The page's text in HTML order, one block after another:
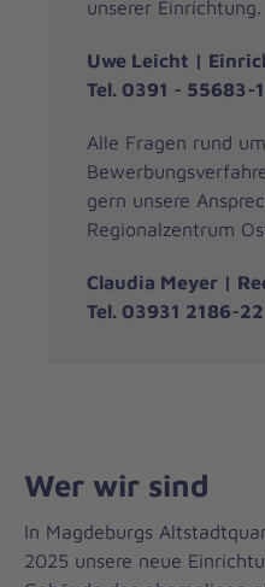
unserer Einrichtung.
Uwe Leicht |
Tel. 0391 - 55683-
Alle Fragen rund
gern unsere
Regionalzentrum
Claudia Meyer |
Tel. 03931 2186-22
Wer wir sind
In Magdeburgs
2025 unsere neue